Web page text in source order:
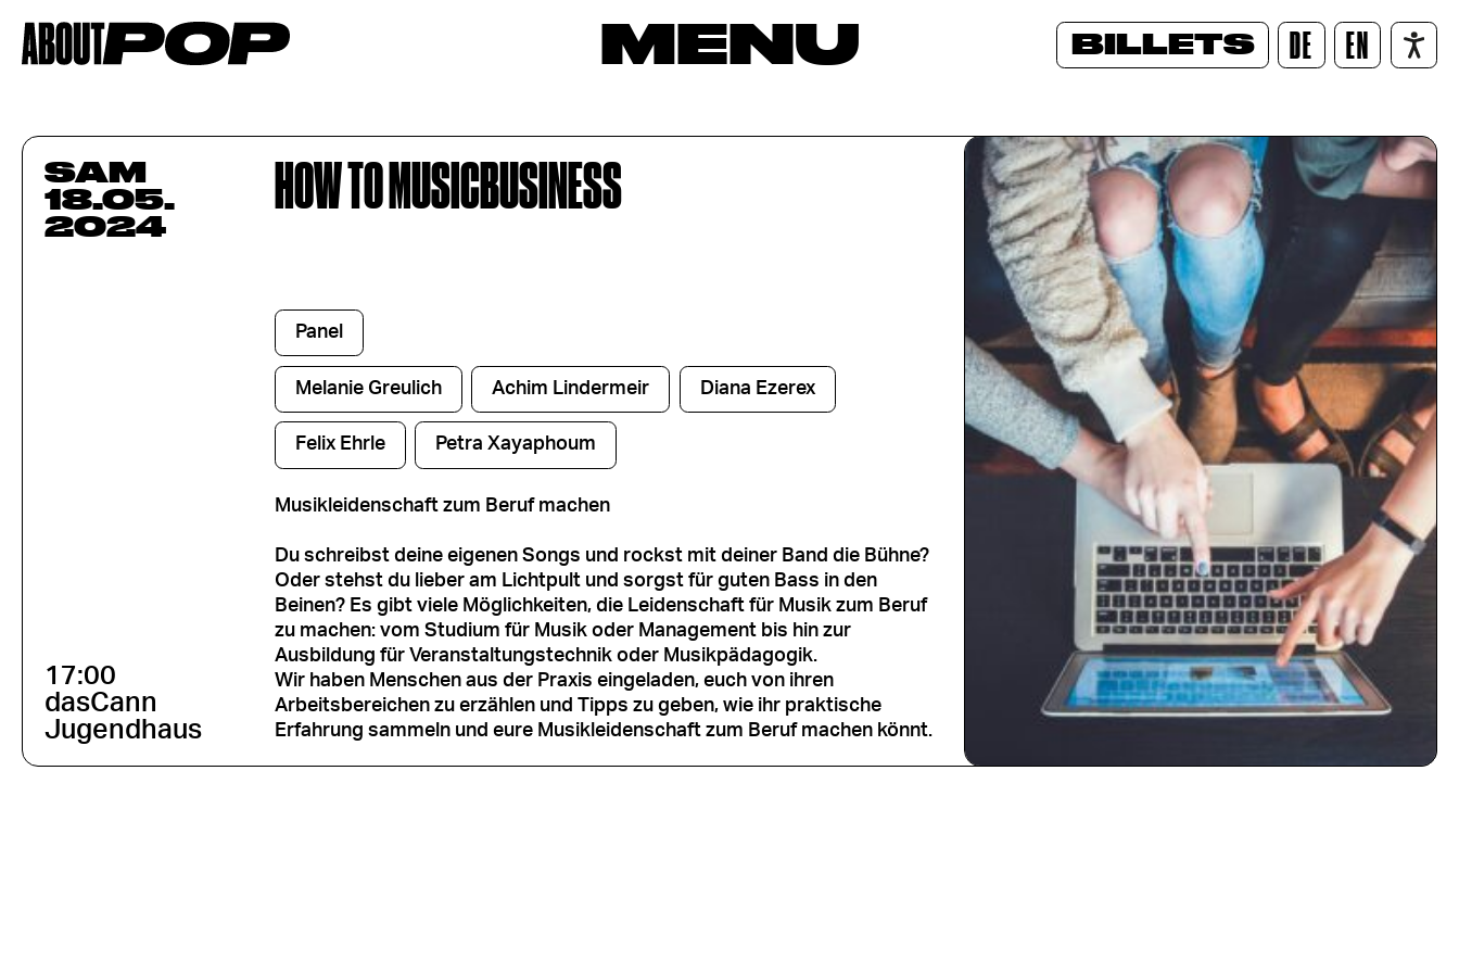
MENU BILLETS DE EN
SAM
18.05.
2024
17:00
dasCann
Jugendhaus
HOW TO MUSICBUSINESS
Panel
Melanie Greulich Achim Lindermeir Diana Ezerex
Felix Ehrle Petra Xayaphoum
Musikleidenschaft zum Beruf machen
Du schreibst deine eigenen Songs und rockst mit deiner Band die Bühne?
Oder stehst du lieber am Lichtpult und sorgst für guten Bass in den
Beinen? Es gibt viele Möglichkeiten, die Leidenschaft für Musik zum Beruf
zu machen: vom Studium für Musik oder Management bis hin zur
Ausbildung für Veranstaltungstechnik oder Musikpädagogik.
Wir haben Menschen aus der Praxis eingeladen, euch von ihren
Arbeitsbereichen zu erzählen und Tipps zu geben, wie ihr praktische
Erfahrung sammeln und eure Musikleidenschaft zum Beruf machen könnt.